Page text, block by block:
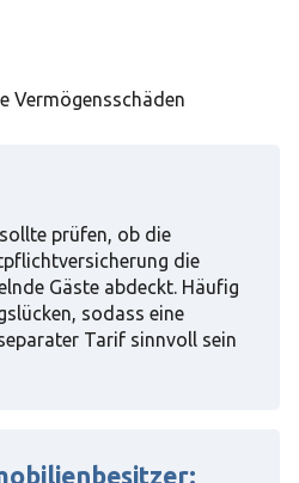
Vermögensschäden
prüfen, ob die
die
Gäste abdeckt. Häufig
sodass eine
Tarif sinnvoll sein